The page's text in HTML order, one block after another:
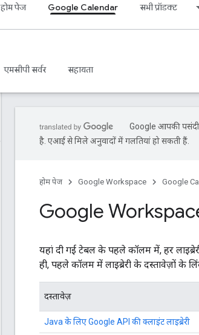
होम पेज Google Calendar सभी प्रॉडक्ट
एमसीपी सर्वर सहायता
Google आपकी
है. एआई से मिले अनुवादों में गलतियां हो सकती हैं.
होम पेज Google Workspace Google
Google
यहां दी गई टेबल के पहले कॉलम में, हर
ही, पहले कॉलम में लाइब्रेरी के दस्तावेज़ों के
दस्तावेज़
Java के लिए Google API की क्लाइंट लाइब्रेरी